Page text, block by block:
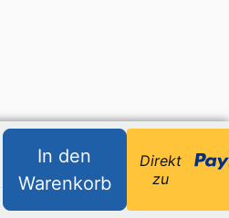
In den
Warenkorb
Direkt
zu